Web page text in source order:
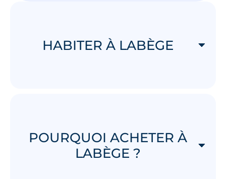
HABITER À LABÈGE
POURQUOI ACHETER À
LABÈGE ?